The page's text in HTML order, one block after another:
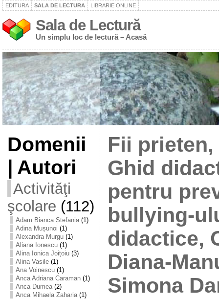
EDITURA SALA DE LECTURA LIBRARIE ONLINE
Sala de Lectură
Un simplu loc de lectură – Acasă
Domenii
| Autori
Activităţi
şcolare (112)
Adam Bianca Ștefania(1)
Adina Mușunoi (1)
Alexandra Murgu(1)
Aliana Ionescu(1)
Alina Ionica Joițoiu(3)
Alina Vasile(1)
Ana Voinescu(1)
Anca Adriana Caraman(1)
Anca Dumea(2)
Anca Mihaela Zaharia(1)
Fii
Ghid
pentru
bullying-
didactice,
Diana-
Simona